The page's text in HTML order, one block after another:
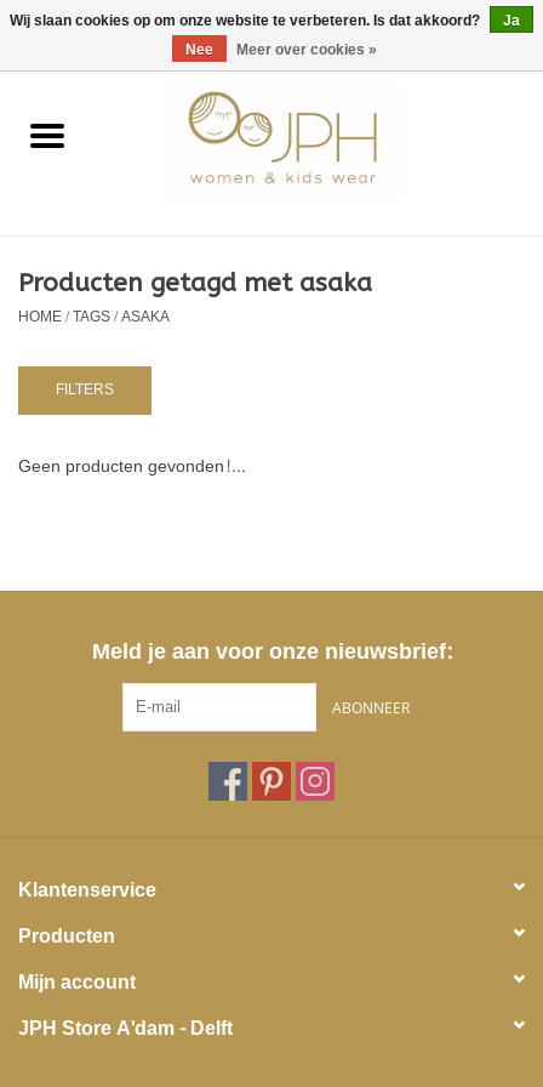
EUR/GBP/USD 0 Artikelen - €0,00
Home
Kids
NURSERY / TABLEWARE
Producten getagd met asaka
HOME/TAGS/ASAKA
FILTERS
Geen producten gevonden!...
Meld je aan voor onze nieuwsbrief:
ABONNEER
Klantenservice
Producten
Mijn account
JPH Store A'dam - Delft
Wij slaan cookies op om onze website te verbeteren. Is dat akkoord?
Ja
Nee
Meer over cookies »